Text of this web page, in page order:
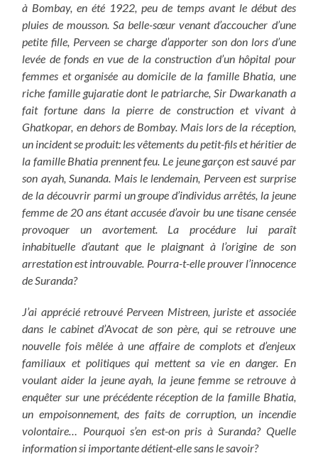
à Bombay, en été 1922, peu de temps avant le début des
pluies de mousson. Sa belle-sœur venant d’accoucher d’une
petite fille, Perveen se charge d’apporter son don lors d’une
levée de fonds en vue de la construction d’un hôpital pour
femmes et organisée au domicile de la famille Bhatia, une
riche famille gujaratie dont le patriarche, Sir Dwarkanath a
fait fortune dans la pierre de construction et vivant à
Ghatkopar, en dehors de Bombay. Mais lors de la réception,
un incident se produit: les vêtements du petit-fils et héritier de
la famille Bhatia prennent feu. Le jeune garçon est sauvé par
son ayah, Sunanda. Mais le lendemain, Perveen est surprise
de la découvrir parmi un groupe d’individus arrêtés, la jeune
femme de 20 ans étant accusée d’avoir bu une tisane censée
provoquer un avortement. La procédure lui paraît
inhabituelle d’autant que le plaignant à l’origine de son
arrestation est introuvable. Pourra-t-elle prouver l’innocence
de Suranda?
J’ai apprécié retrouvé Perveen Mistreen, juriste et associée
dans le cabinet d’Avocat de son père, qui se retrouve une
nouvelle fois mêlée à une affaire de complots et d’enjeux
familiaux et politiques qui mettent sa vie en danger. En
voulant aider la jeune ayah, la jeune femme se retrouve à
enquêter sur une précédente réception de la famille Bhatia,
un empoisonnement, des faits de corruption, un incendie
volontaire… Pourquoi s’en est-on pris à Suranda? Quelle
information si importante détient-elle sans le savoir?